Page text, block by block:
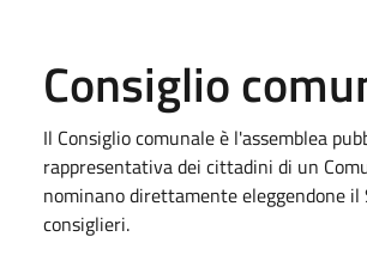
Consiglio
Il Consiglio comunale è l'assemblea
rappresentativa dei cittadini di un
nominano direttamente eleggendone il
consiglieri.